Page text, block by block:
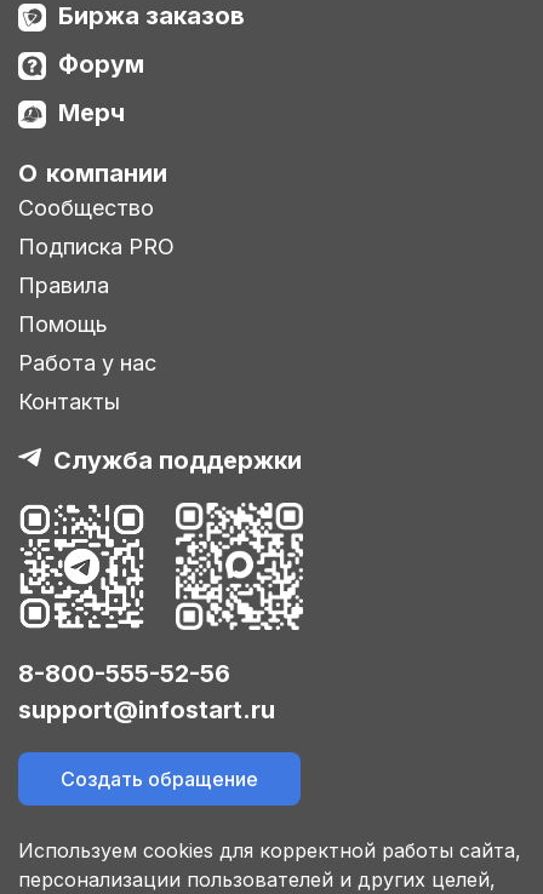
Биржа заказов
Форум
Мерч
О компании
Сообщество
Подписка PRO
Правила
Помощь
Работа у нас
Контакты
Служба поддержки
8-800-555-52-56
support@infostart.ru
Создать обращение
Используем cookies для корректной работы сайта,
персонализации пользователей и других целей,